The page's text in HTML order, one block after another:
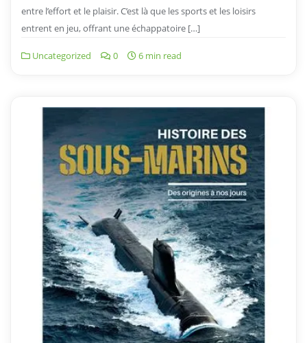
entre l’effort et le plaisir. C’est là que les sports et les loisirs
entrent en jeu, offrant une échappatoire […]
Uncategorized 0 6 min read